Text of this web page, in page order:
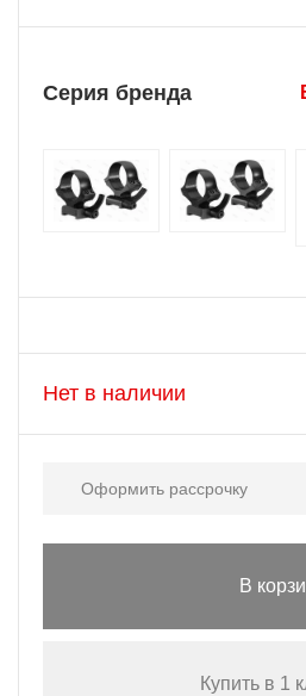
Серия бренда
Нет в наличии
Оформить рассрочку
В
Купить в 1